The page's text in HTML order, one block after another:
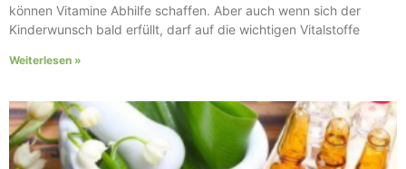
können Vitamine Abhilfe schaffen. Aber auch wenn sich der
Kinderwunsch bald erfüllt, darf auf die wichtigen Vitalstoffe
Weiterlesen »